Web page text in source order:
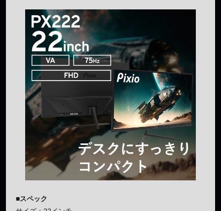
■スペック